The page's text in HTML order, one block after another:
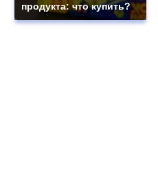
продукта: что купить?